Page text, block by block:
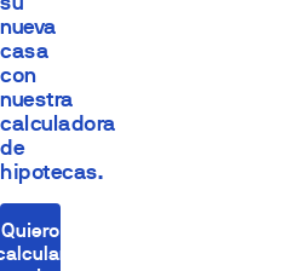
nueva
casa
con
nuestra
calculadora
de
hipotecas.
Quiero